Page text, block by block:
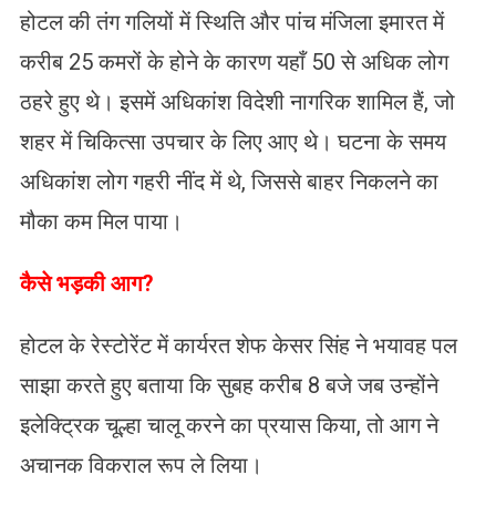
होटल की तंग गलियों में स्थिति और पांच मंजिला इमारत में
करीब 25 कमरों के होने के कारण यहाँ 50 से अधिक लोग
ठहरे हुए थे। इसमें अधिकांश विदेशी नागरिक शामिल हैं, जो
शहर में चिकित्सा उपचार के लिए आए थे। घटना के समय
अधिकांश लोग गहरी नींद में थे, जिससे बाहर निकलने का
मौका कम मिल पाया।
​कैसे भड़की आग?
होटल के रेस्टोरेंट में कार्यरत शेफ केसर सिंह ने भयावह पल
साझा करते हुए बताया कि सुबह करीब 8 बजे जब उन्होंने
इलेक्ट्रिक चूल्हा चालू करने का प्रयास किया, तो आग ने
अचानक विकराल रूप ले लिया।